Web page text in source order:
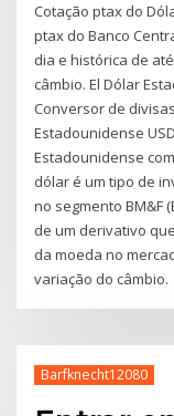
Cotação ptax do
ptax do Banco
dia e histórica de
câmbio. El Dólar
Conversor de
Estadounidense
Estadounidense
dólar é um tipo de
no segmento BM&F
de um derivativo
da moeda no
variação do câmbio.
Barfknecht12080